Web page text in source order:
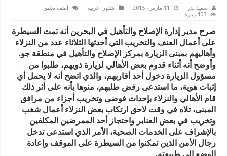
سعيد بدر 11 مارس، 2015 شئون عربية
اضف تعليق
405 زيارة
صرح مدير إدارة الإصلاح والتأهيل في البحرين أنه تمت السيطرة
على أعمال العنف والتخريب التي أحدثها الثلاثاء عدد من النزلاء
وأهاليهم بمبنى الزيارة بمركز الإصلاح والتأهيل في منطقة جو.
وأوضح أنه أثناء قدوم بعض الأهالي لزيارة ذويهم، طلبوا من
مسؤول الزيارة دخول أحد أقاربهم، والذي اتضح أنه لا يحمل أي
إثبات هوية، ما استدعى رفض طلبهم، منوها بأنه على أثر ذلك
قام الأهالي والنزلاء بإحداث فوضى وتخريب أجزاء من مرافق
المبنى، تلاه في وقت لاحق ارتكاب بعض النزلاء أعمال شغب
وتخريب في بعض العنابر واحتجاز أحد الممرضين المكلفين
بالإشراف على الخدمات الصحية، الأمر الذي استدعى تدخل
رجال الأمن الذين تمكنوا من السيطرة على الموقف وإعادة
الوضع إلى طبيعته.